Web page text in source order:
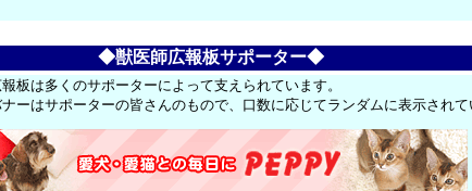
◆獣医師広報板サポーター◆
板は多くのサポーターによって支えられています。
ナーはサポーターの皆さんのもので、口数に応じてランダムに表示され